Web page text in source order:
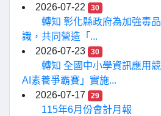
2026-07-22
30
轉知 彰化縣政府為加強毒
識，共同營造「...
2026-07-23
30
轉知 全國中小學資訊應用
AI素養爭霸賽」實施...
2026-07-17
29
115年6月份會計月報